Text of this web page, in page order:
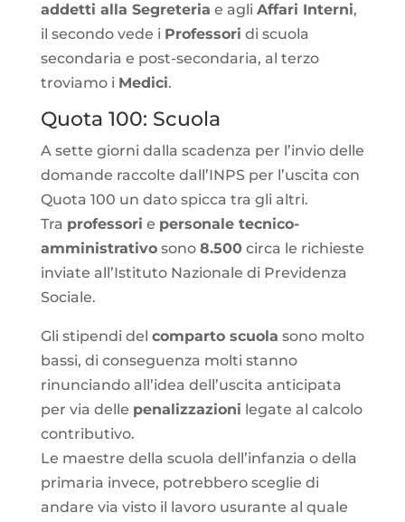
addetti alla Segreteria e agli Affari Interni,
il secondo vede i Professori di scuola
secondaria e post-secondaria, al terzo
troviamo i Medici.
Quota 100: Scuola
A sette giorni dalla scadenza per l’invio delle
domande raccolte dall’INPS per l’uscita con
Quota 100 un dato spicca tra gli altri.
Tra professori e personale tecnico-
amministrativosono 8.500circa le richieste
inviate all’Istituto Nazionale di Previdenza
Sociale.
Gli stipendi del comparto scuola sono molto
bassi, di conseguenza molti stanno
rinunciando all’idea dell’uscita anticipata
per via delle penalizzazioni legate al calcolo
contributivo.
Le maestre della scuola dell’infanzia o della
primaria invece, potrebbero sceglie di
andare via visto il lavoro usurante al quale